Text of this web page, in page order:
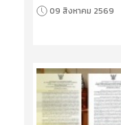
09 สิงหาคม 2569